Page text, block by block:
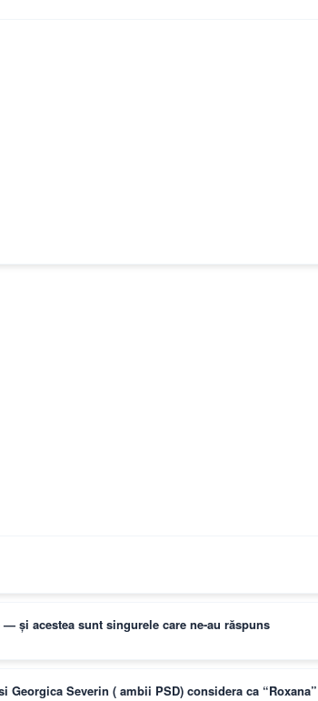
și acestea sunt singurele care ne-au răspuns
Severin ( ambii PSD) considera ca